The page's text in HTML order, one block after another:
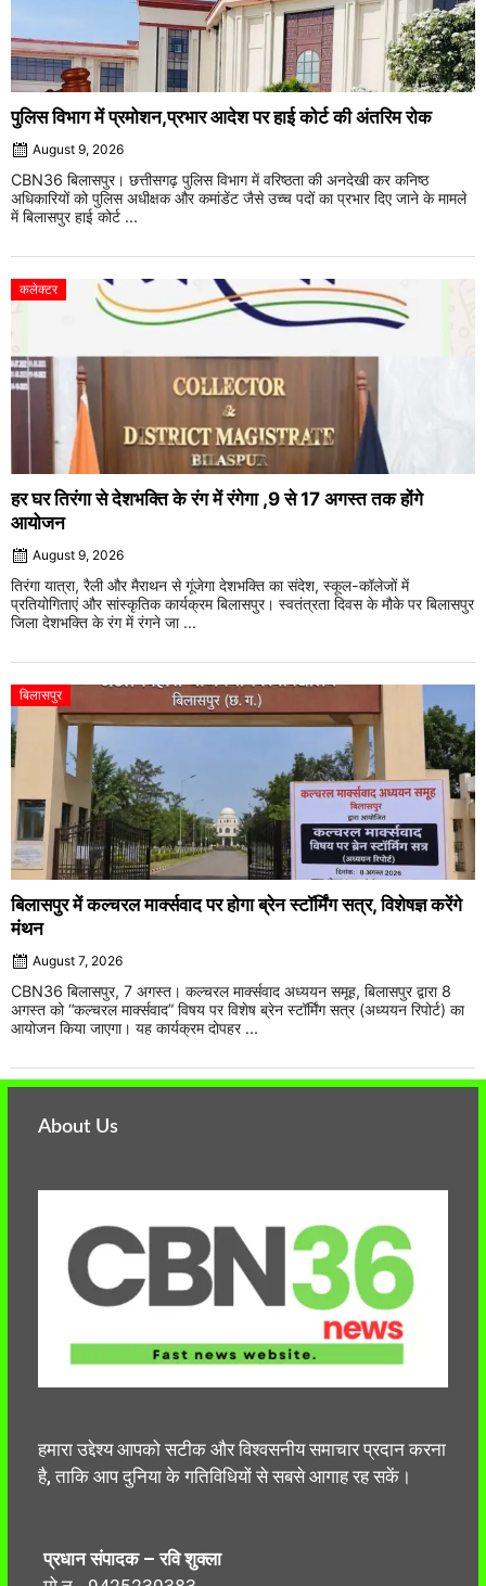
पुलिस विभाग में प्रमोशन,प्रभार आदेश पर हाई कोर्ट की अंतरिम रोक
August 9, 2026
CBN36 बिलासपुर। छत्तीसगढ़ पुलिस विभाग में वरिष्ठता की अनदेखी कर कनिष्ठ
अधिकारियों को पुलिस अधीक्षक और कमांडेंट जैसे उच्च पदों का प्रभार दिए जाने के मामले
में बिलासपुर हाई कोर्ट ...
कलेक्टर
हर घर तिरंगा से देशभक्ति के रंग में रंगेगा ,9 से 17 अगस्त तक होंगे
आयोजन
August 9, 2026
तिरंगा यात्रा, रैली और मैराथन से गूंजेगा देशभक्ति का संदेश, स्कूल-कॉलेजों में
प्रतियोगिताएं और सांस्कृतिक कार्यक्रम बिलासपुर। स्वतंत्रता दिवस के मौके पर बिलासपुर
जिला देशभक्ति के रंग में रंगने जा ...
बिलासपुर
बिलासपुर में कल्चरल मार्क्सवाद पर होगा ब्रेन स्टॉर्मिंग सत्र, विशेषज्ञ करेंगे
मंथन
August 7, 2026
CBN36 बिलासपुर, 7 अगस्त। कल्चरल मार्क्सवाद अध्ययन समूह, बिलासपुर द्वारा 8
अगस्त को “कल्चरल मार्क्सवाद” विषय पर विशेष ब्रेन स्टॉर्मिंग सत्र (अध्ययन रिपोर्ट) का
आयोजन किया जाएगा। यह कार्यक्रम दोपहर ...
About Us
हमारा उद्देश्य आपको सटीक और विश्वसनीय समाचार प्रदान करना
है, ताकि आप दुनिया के गतिविधियों से सबसे आगाह रह सकें।
प्रधान संपादक – रवि शुक्ला